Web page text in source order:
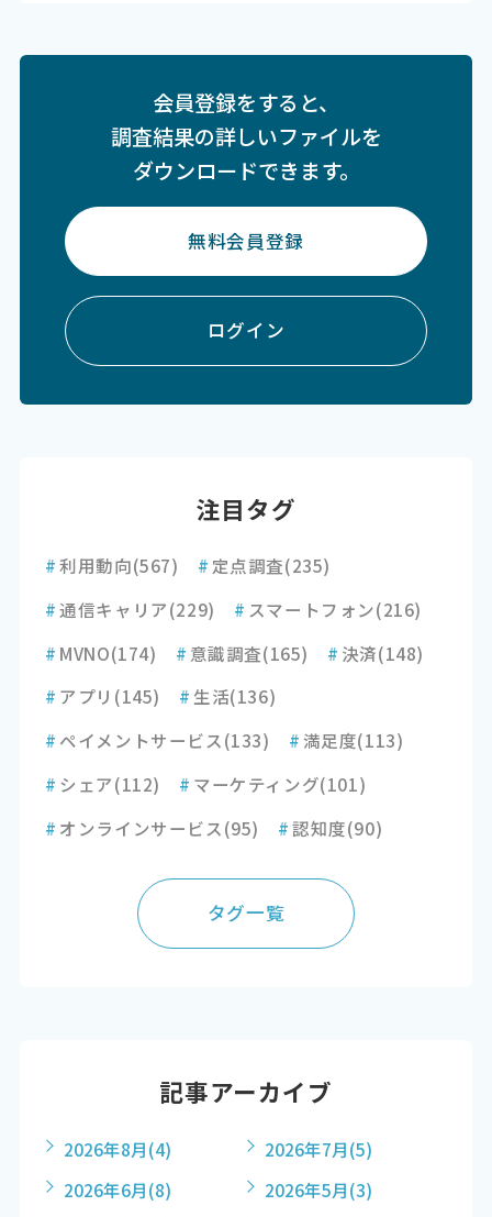
会員登録をすると、
調査結果の詳しいファイルを
ダウンロードできます。
無料会員登録
ログイン
注目タグ
#利用動向(567) # 定点調査(235)
#通信キャリア(229) # スマートフォン(216)
# MVNO(174) # 意識調査(165) # 決済(148)
# アプリ (145) # 生活(136)
# ペイメントサービス(133) #満足度(113)
# シェア(112) # マーケティング(101)
# オンラインサービス(95) #認知度(90)
タグ一覧
記事アーカイブ
2026年8月(4) 2026年7月(5)
2026年6月(8) 2026年5月(3)